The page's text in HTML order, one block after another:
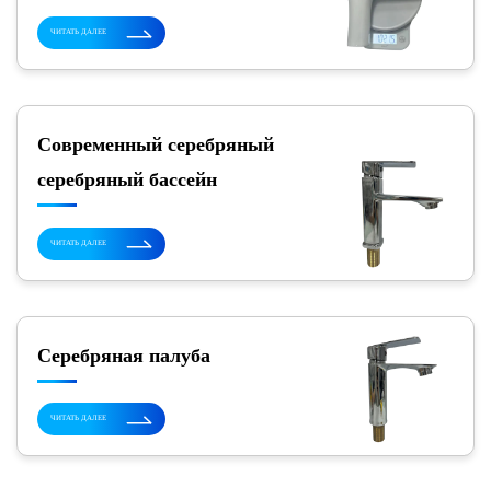
ЧИТАТЬ ДАЛЕЕ
Современный серебряный
серебряный бассейн
ЧИТАТЬ ДАЛЕЕ
Серебряная палуба
ЧИТАТЬ ДАЛЕЕ